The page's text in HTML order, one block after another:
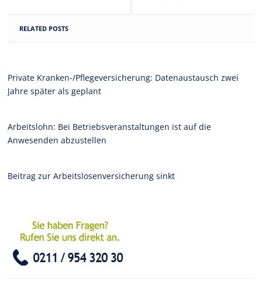
RELATED POSTS
Private Kranken-/Pflegeversicherung: Datenaustausch zwei
Jahre später als geplant
Arbeitslohn: Bei Betriebsveranstaltungen ist auf die
Anwesenden abzustellen
Beitrag zur Arbeitslosenversicherung sinkt